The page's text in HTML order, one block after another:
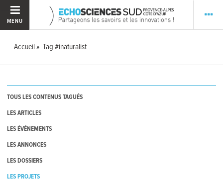
MENU
Accueil Tag #inaturalist
TOUS LES CONTENUS TAGUÉS
LES ARTICLES
LES ÉVÉNEMENTS
LES ANNONCES
LES DOSSIERS
LES PROJETS